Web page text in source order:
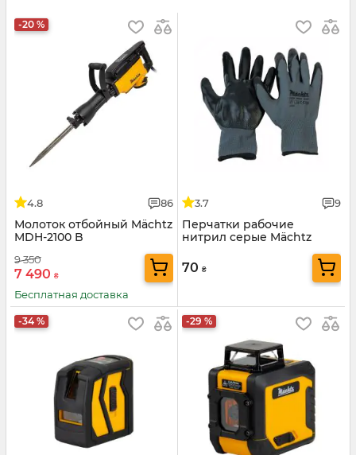
-20 %
4.8 86
Молоток отбойный Mächtz
MDH-2100 B
9 350
7 490 ₴
Бесплатная доставка
3.7 9
Перчатки рабочие
нитрил серые Mächtz
70 ₴
-34 % -29 %